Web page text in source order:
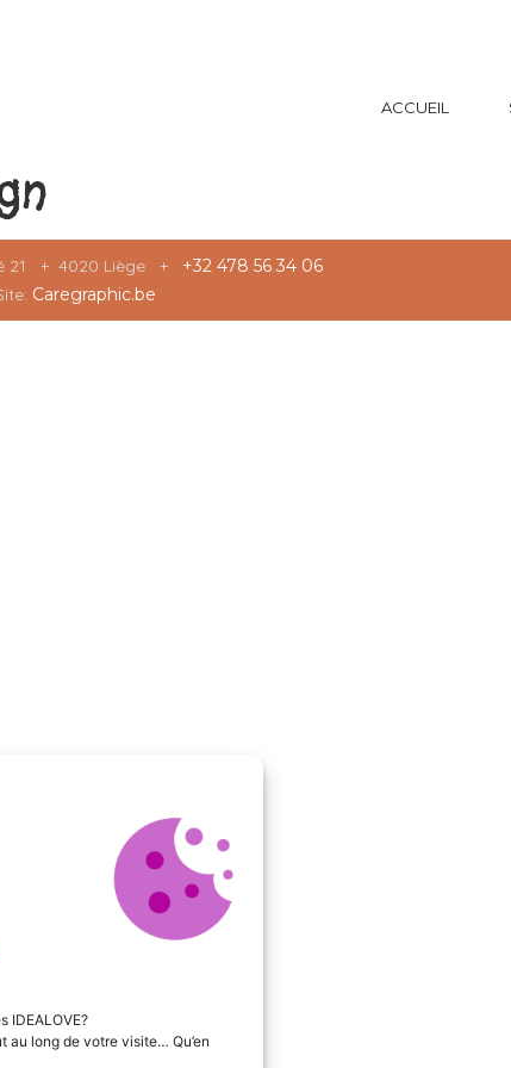
IDEALOVE?
au long de votre visite… Qu’en
ACCUEIL
21 + 4020 Liège + +32 478 56 34 06
Caregraphic.be